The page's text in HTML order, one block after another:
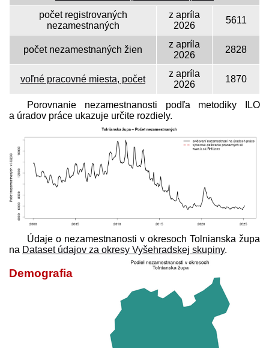
počet registrovaných
nezamestnaných
z apríla
2026
5611
počet nezamestnaných žien
z apríla
2026
2828
voľné pracovné miesta, počet
z apríla
2026
1870
Porovnanie nezamestnanosti podľa metodiky ILO
a úradov práce ukazuje určite rozdiely.
Údaje o nezamestnanosti v okresoch Tolnianska župa
na Dataset údajov za okresy Vyšehradskej skupiny.
Demografia